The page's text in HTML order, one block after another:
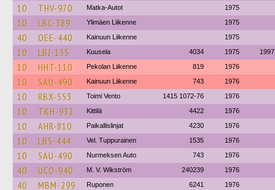
10 THV-970 Matka-Autot 1975
10 LBC-389 Ylimäen Liikenne 1975
40 OEE-440 Kainuun Liikenne 1975
10 LBJ-135 Kuusela 4034 1975 1997
10 HHT-110 Pekolan Liikenne 819 1976
10 SAU-490 Kainuun Liikenne 743 1976
10 RBX-553 Toimi Vento 1415 1072-76 1976
10 TKH-932 Kittilä 4422 1976
10 AHR-810 Paikallislinjat 4230 1976
10 LBS-444 Vel. Tuppurainen 1535 1976
10 SAU-490 Nurmeksen Auto 743 1976
40 UCO-940 M. V. Wikström 240239 1976
40 MBM-299 Ruponen 6241 1976